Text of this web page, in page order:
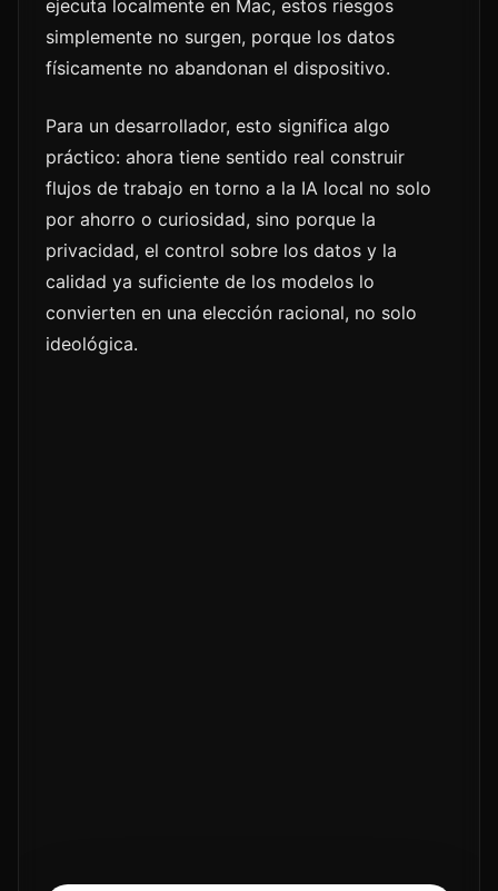
ejecuta localmente en Mac, estos riesgos
simplemente no surgen, porque los datos
físicamente no abandonan el dispositivo.
Para un desarrollador, esto significa algo
práctico: ahora tiene sentido real construir
flujos de trabajo en torno a la IA local no solo
por ahorro o curiosidad, sino porque la
privacidad, el control sobre los datos y la
calidad ya suficiente de los modelos lo
convierten en una elección racional, no solo
ideológica.